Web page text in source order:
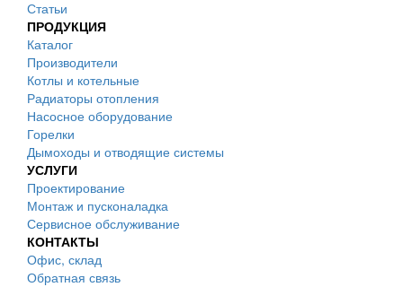
Статьи
ПРОДУКЦИЯ
Каталог
Производители
Котлы и котельные
Радиаторы отопления
Насосное оборудование
Горелки
Дымоходы и отводящие системы
УСЛУГИ
Проектирование
Монтаж и пусконаладка
Сервисное обслуживание
КОНТАКТЫ
Офис, склад
Обратная связь